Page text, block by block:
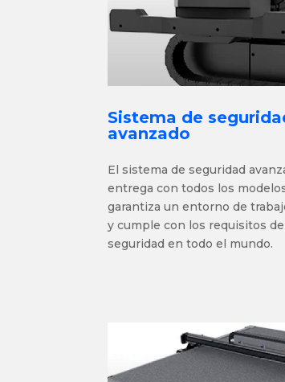
Sistema de
avanzado
El sistema de seguridad
entrega con todos los
garantiza un entorno de
ycumple con los requisitos de
seguridad en todo el mundo.